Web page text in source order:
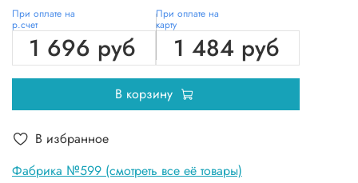
Фабрика №599 (смотреть все её товары)
При оплате на
р.счет
1 696 руб
При оплате на
карту
1 484 руб
В корзину
В избранное